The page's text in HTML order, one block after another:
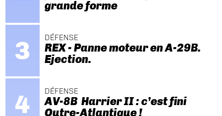
grande forme
DÉFENSE
REX - Panne moteur en A-29B.
Ejection.
DÉFENSE
AV-8B Harrier II : c’est fini
Outre-Atlantique !